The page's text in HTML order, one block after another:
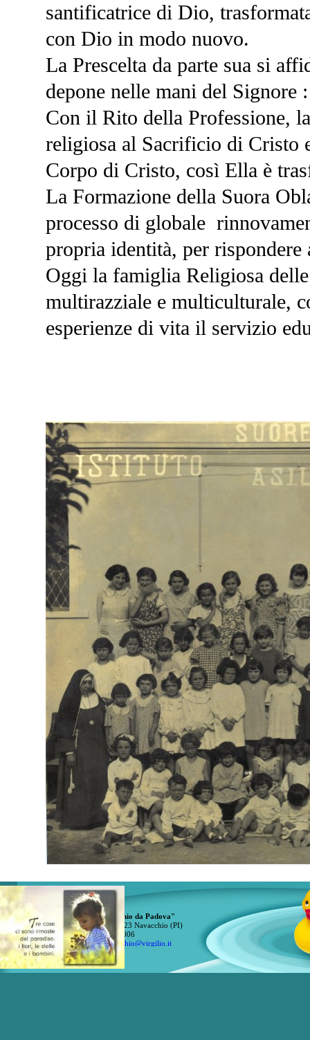
santificatrice di Dio,
con Dio in modo nuovo.
La Prescelta da parte sua si
depone nelle mani del Signore
Con il Rito della Professione,
religiosa al Sacrificio di Cristo
Corpo di Cristo, così Ella è
La Formazione della Suora
processo di globale
propria identità, per rispondere
Oggi la famiglia Religiosa
multirazziale e multiculturale,
esperienze di vita il servizio
Scuola dell'Infanzia "S. Antonio da Padova"
v. Tosco-Romagnola, 1818 - 56023 Navacchio (PI)
tel. e fax 050 775006
e-mail:suoreantonianenavacchio@virgilio.it